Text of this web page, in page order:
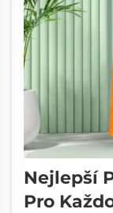
Nejlepší
Pro